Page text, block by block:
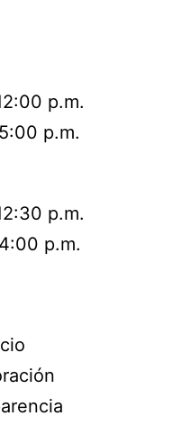
p.m.
p.m.
p.m.
p.m.